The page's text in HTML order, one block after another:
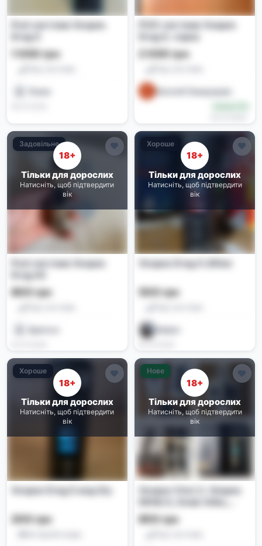
Pod-система Voopoo
1 000 грн
POD-система Voopoo
2 000 грн
Євгеній Панкрашкін
Задовільне
18+
Тільки для дорослих
Натисніть, щоб підтвердити
вік
Pod-система Voopoo
800 грн
Sparrow
Хороше
18+
Тільки для дорослих
Натисніть, щоб підтвердити
вік
Voopoo Drag X (80w)
500 грн
Vadym
03.07.2026
Хороше
18+
Тільки для дорослих
Натисніть, щоб підтвердити
вік
Voopoo Drag S мод б/у
200 грн
Нове
18+
Тільки для дорослих
Натисніть, щоб підтвердити
вік
Voopoo Vinci 2, Voopoo
Smok RPM 40 Pod-
системи
850 грн